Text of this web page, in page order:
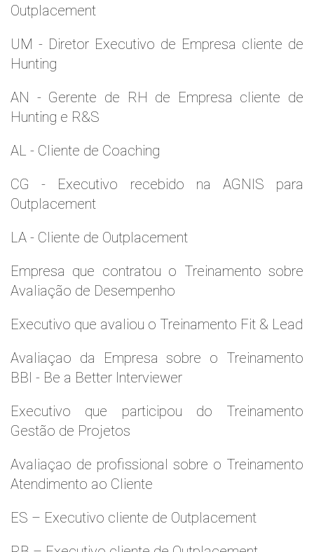
Outplacement
UM - Diretor Executivo de Empresa cliente de
Hunting
AN - Gerente de RH de Empresa cliente de
Hunting e R&S
AL - Cliente de Coaching
CG - Executivo recebido na AGNIS para
Outplacement
LA - Cliente de Outplacement
Empresa que contratou o Treinamento sobre
Avaliação de Desempenho
Executivo que avaliou o Treinamento Fit & Lead
Avaliaçao da Empresa sobre o Treinamento
BBI - Be a Better Interviewer
Executivo que participou do Treinamento
Gestão de Projetos
Avaliaçao de profissional sobre o Treinamento
Atendimento ao Cliente
ES – Executivo cliente de Outplacement